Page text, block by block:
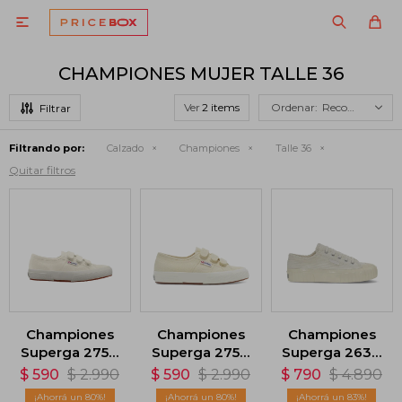

CHAMPIONES MUJER TALLE 36
Ver Recomendados
Filtrando por: Calzado Championes Talle 36
Quitar filtros
Championes
Superga 2750
- Beige Natural
$ 590 $ 2.990
80
Championes
Superga 2750
- Grey Fossil
$ 590 $ 2.990
80
Championes
Superga 2630
Stripe
Corduroy -
$ 790 $ 4.890
83